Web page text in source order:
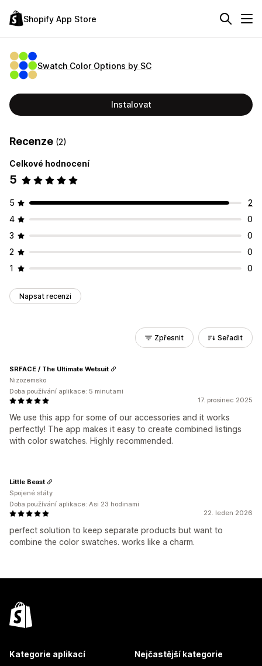
Shopify App Store
Swatch Color Options by SC
Instalovat
Recenze (2)
Celkové hodnocení
5
5
2
4
0
3
0
2
0
1
0
Napsat recenzi
Zpřesnit Seřadit
17. prosinec 2025
We use this app for some of our accessories and it works
perfectly! The app makes it easy to create combined listings
with color swatches. Highly recommended.
SRFACE / The Ultimate Wetsuit
Nizozemsko
Doba používání aplikace: 5 minutami
22. leden 2026
perfect solution to keep separate products but want to
combine the color swatches. works like a charm.
Little Beast
Spojené státy
Doba používání aplikace: Asi 23 hodinami
Kategorie aplikací Nejčastější kategorie